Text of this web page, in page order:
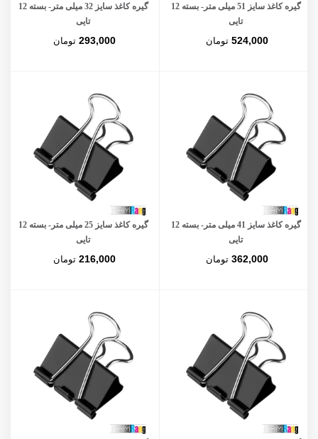
گیره کاغذ سایز 51 میلی متر- بسته 12
تایی
524,000 تومان
گیره کاغذ سایز 32 میلی متر- بسته 12
تایی
293,000 تومان
گیره کاغذ سایز 41 میلی متر- بسته 12
تایی
362,000 تومان
گیره کاغذ سایز 25 میلی متر- بسته 12
تایی
216,000 تومان